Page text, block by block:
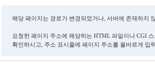
해당 페이지는 경로가 변경되었거나, 서버에 존재하지
요청한 페이지 주소에 해당하는 HTML 파일이나 CGI
확인하시고, 주소 표시줄에 페이지 주소를 올바르게 입